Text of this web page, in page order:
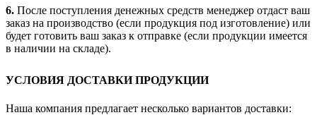
6. После поступления денежных средств менеджер отдаст ваш
заказ на производство (если продукция под изготовление) или
будет готовить ваш заказ к отправке (если продукции имеется
в наличии на складе).
УСЛОВИЯ ДОСТАВКИ ПРОДУКЦИИ
Наша компания предлагает несколько вариантов доставки: